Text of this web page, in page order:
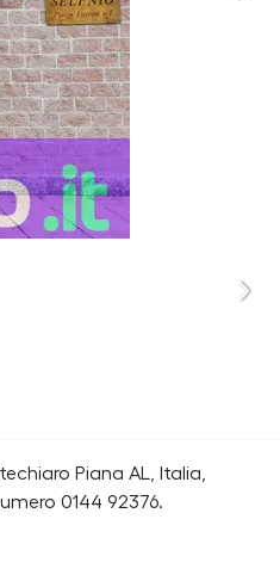
Piana AL, Italia,
0144 92376.